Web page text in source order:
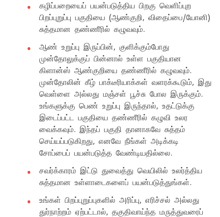
கழிப்பறையைப் பயன்படுத்திய பிறகு வெளிப்புற
பிறப்புறுப்பு பகுதியை (ஆண்குறி, விதைப்பை/யோனி)
சுத்தமான தண்ணீரில் கழுவவும்.
ஆண் உறுப்பு இருப்பின், குளிக்கும்போது
முன்தோலுக்குப் பின்னால் உள்ள பகுதியான
கிளான்ஸ் ஆண்குறியை தண்ணீரில் கழுவவும்.
முன்தோலின் கீழ் பாக்டீரியாக்கள் வளரக்கூடும், இது
வெள்ளை அல்லது மஞ்சள் பூச்சு போல இருக்கும்.
உங்களுக்கு பெண் உறுப்பு இருந்தால், உதட்டுக்கு
இடைப்பட்ட பகுதியை தண்ணீரில் கழுவி உலர
வைக்கவும். இந்தப் பகுதி தானாகவே சுத்தம்
செய்யப்படுகிறது, எனவே நீங்கள் அடிக்கடி
சோப்பைப் பயன்படுத்த வேண்டியதில்லை.
சவர்க்காரம் இட்டு துவைத்து வெயிலில் உலர்த்திய
சுத்தமான உள்ளாடைகளைப் பயன்படுத்துங்கள்.
உங்கள் பிறப்புறுப்புகளில் அரிப்பு, எரிச்சல் அல்லது
துர்நாற்றம் ஏற்பட்டால், தகுதிவாய்ந்த மருத்துவரைப்